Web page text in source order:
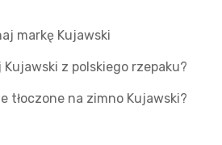
markę Kujawski
z polskiego rzepaku?
tłoczone na zimno Kujawski?